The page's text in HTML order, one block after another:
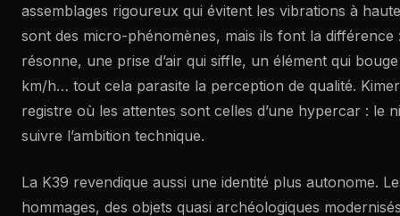
assemblages rigoureux qui évitent les vibrations à
sont des micro-phénomènes, mais ils font la différence
résonne, une prise d’air qui siffle, un élément qui
km/h… tout cela parasite la perception de qualité.
registre où les attentes sont celles d’une hypercar : le
suivre l’ambition technique.
La K39 revendique aussi une identité plus autonome.
hommages, des objets quasi archéologiques